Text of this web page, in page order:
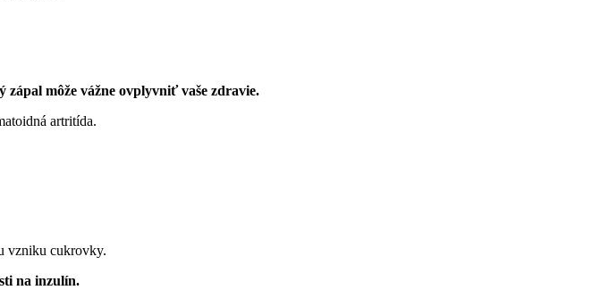
môže vážne ovplyvniť vaše zdravie.
artritída.
vzniku cukrovky.
na inzulín.